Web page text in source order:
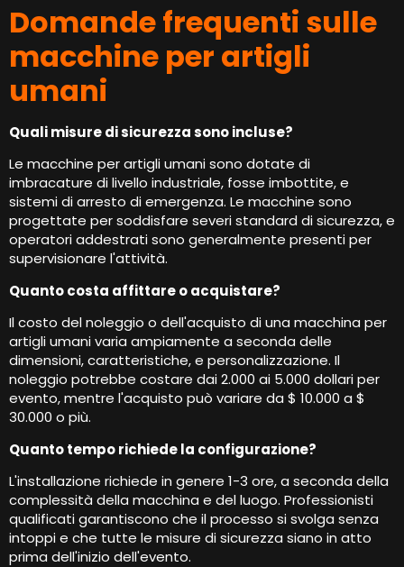
Domande frequenti sulle
macchine per artigli
umani
Quali misure di sicurezza sono incluse?
Le macchine per artigli umani sono dotate di
imbracature di livello industriale, fosse imbottite, e
sistemi di arresto di emergenza. Le macchine sono
progettate per soddisfare severi standard di sicurezza, e
operatori addestrati sono generalmente presenti per
supervisionare l'attività.
Quanto costa affittare o acquistare?
Il costo del noleggio o dell'acquisto di una macchina per
artigli umani varia ampiamente a seconda delle
dimensioni, caratteristiche, e personalizzazione. Il
noleggio potrebbe costare dai 2.000 ai 5.000 dollari per
evento, mentre l'acquisto può variare da $ 10.000 a $
30.000 o più.
Quanto tempo richiede la configurazione?
L'installazione richiede in genere 1-3 ore, a seconda della
complessità della macchina e del luogo. Professionisti
qualificati garantiscono che il processo si svolga senza
intoppi e che tutte le misure di sicurezza siano in atto
prima dell'inizio dell'evento.